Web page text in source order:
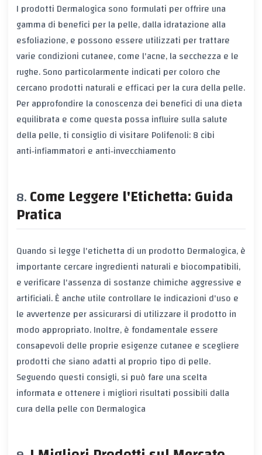
I prodotti Dermalogica sono formulati per offrire una
gamma di benefici per la pelle, dalla idratazione alla
esfoliazione, e possono essere utilizzati per trattare
varie condizioni cutanee, come l'acne, la secchezza e le
rughe. Sono particolarmente indicati per coloro che
cercano prodotti naturali e efficaci per la cura della pelle.
Per approfondire la conoscenza dei benefici di una dieta
equilibrata e come questa possa influire sulla salute
della pelle, ti consiglio di visitare Polifenoli: 8 cibi
anti‑infiammatori e anti‑invecchiamento
Come Leggere l'Etichetta: Guida
Pratica
Quando si legge l'etichetta di un prodotto Dermalogica, è
importante cercare ingredienti naturali e biocompatibili,
e verificare l'assenza di sostanze chimiche aggressive e
artificiali. È anche utile controllare le indicazioni d'uso e
le avvertenze per assicurarsi di utilizzare il prodotto in
modo appropriato. Inoltre, è fondamentale essere
consapevoli delle proprie esigenze cutanee e scegliere
prodotti che siano adatti al proprio tipo di pelle.
Seguendo questi consigli, si può fare una scelta
informata e ottenere i migliori risultati possibili dalla
cura della pelle con Dermalogica